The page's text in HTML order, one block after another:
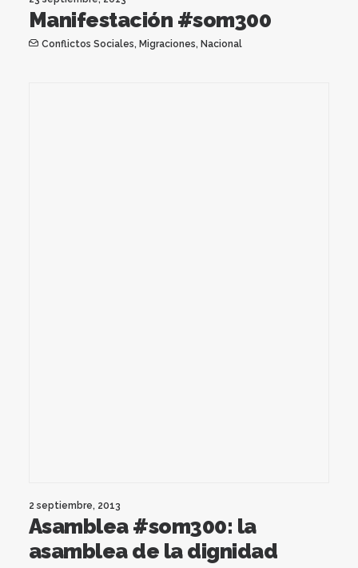
Manifestación #som300
Conflictos Sociales, Migraciones, Nacional
2 septiembre, 2013
Asamblea #som300: la
asamblea de la dignidad